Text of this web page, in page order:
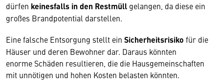
dürfen keinesfalls in den Restmüll gelangen, da diese ein
großes Brandpotential darstellen.
Eine falsche Entsorgung stellt ein Sicherheitsrisiko für die
Häuser und deren Bewohner dar. Daraus könnten
enorme Schäden resultieren, die die Hausgemeinschaften
mit unnötigen und hohen Kosten belasten könnten.